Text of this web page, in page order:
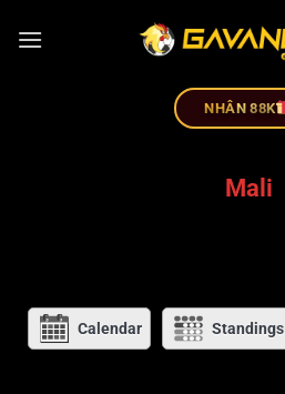
NHÂN 88K
Mali
Calendar Standings